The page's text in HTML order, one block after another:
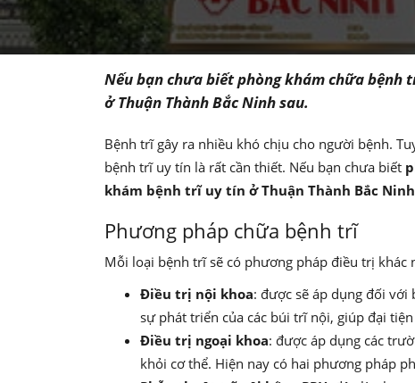
Nếu bạn chưa biết phòng khám chữa bệnh
ở Thuận Thành Bắc Ninh sau.
Bệnh trĩ gây ra nhiều khó chịu cho người bệnh.
bệnh trĩ uy tín là rất cần thiết. Nếu bạn chưa biết
khám bệnh trĩ uy tín ở Thuận Thành Bắc Ninh
Phương pháp chữa bệnh trĩ
Mỗi loại bệnh trĩ sẽ có phương pháp điều trị khác
Điều trị nội khoa: được sẽ áp dụng đối
sự phát triển của các búi trĩ nội, giúp đại
Điều trị ngoại khoa: được áp dụng các
khỏi cơ thể. Hiện nay có hai phương pháp